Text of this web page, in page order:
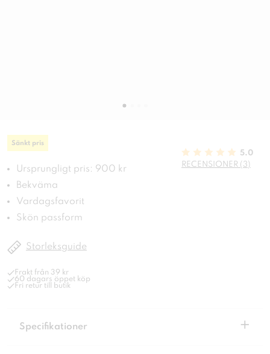
Sänkt pris
Ursprungligt pris: 900 kr
Bekväma
Vardagsfavorit
Skön passform
5.0
RECENSIONER (3)
Storleksguide
Frakt från 39 kr
60 dagars öppet köp
Fri retur till butik
Specifikationer +